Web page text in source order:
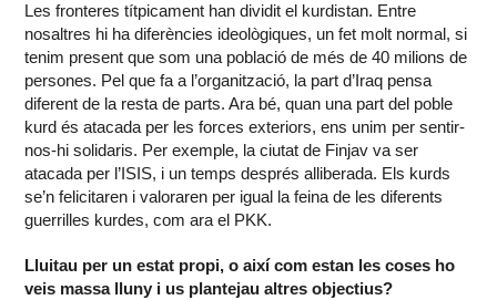
Les fronteres títpicament han dividit el kurdistan. Entre
nosaltres hi ha diferències ideològiques, un fet molt normal, si
tenim present que som una població de més de 40 milions de
persones. Pel que fa a l’organització, la part d’Iraq pensa
diferent de la resta de parts. Ara bé, quan una part del poble
kurd és atacada per les forces exteriors, ens unim per sentir-
nos-hi solidaris. Per exemple, la ciutat de Finjav va ser
atacada per l’ISIS, i un temps després alliberada. Els kurds
se’n felicitaren i valoraren per igual la feina de les diferents
guerrilles kurdes, com ara el PKK.
Lluitau per un estat propi, o així com estan les coses ho
veis massa lluny i us plantejau altres objectius?